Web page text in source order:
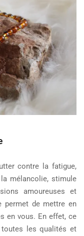
contre la fatigue,
mélancolie, stimule
amoureuses et
permet de mettre en
en vous. En effet, ce
les qualités et